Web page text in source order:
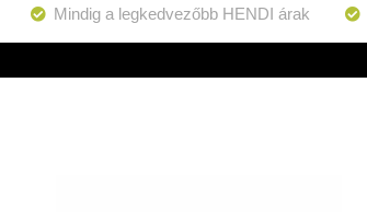
Mindig a legkedvezőbb HENDI árak